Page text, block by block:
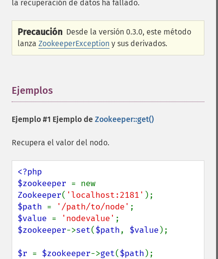
la recuperación de datos ha fallado.
Precaución Desde la versión 0.3.0, este método
lanza ZookeeperException y sus derivados.
Ejemplos
Ejemplo #1 Ejemplo de Zookeeper::get()
Recupera el valor del nodo.
<?php
$zookeeper
Zookeeper( 'localhost:2181'
$path = '/path/to/node'
$value = 'nodevalue'
$zookeeper->set($path, $value );
$r = $zookeeper->get($path );